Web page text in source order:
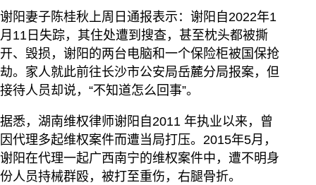
谢阳妻子陈桂秋上周日通报表示：谢阳自2022年1
月11日失踪，其住处遭到搜查，甚至枕头都被撕
开、毁损，谢阳的两台电脑和一个保险柜被国保抢
劫。家人就此前往长沙市公安局岳麓分局报案，但
接待人员却说，“不知道怎么回事”。
据悉，湖南维权律师谢阳自2011 年执业以来，曾
因代理多起维权案件而遭当局打压。2015年5月，
谢阳在代理一起广西南宁的维权案件中，遭不明身
份人员持械群殴，被打至重伤，右腿骨折。